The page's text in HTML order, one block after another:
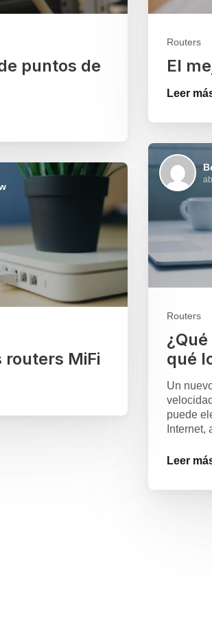
puntos de
Routers
El
Leer
Routers
qué
Un
puede
Internet,
Leer
routers MiFi